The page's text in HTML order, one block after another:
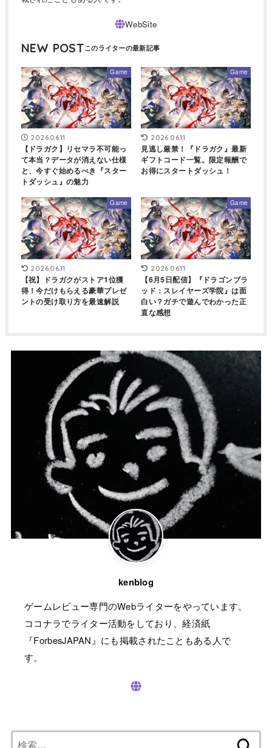
NEW POST
Game
2026.06.11
【ドラガク】リセマラ不可能っ
て本当？データが消えない仕様
と、今すぐ始めるべき『スター
トダッシュ』の魅力
Game
2026.06.11
見逃し厳禁！『ドラガク』最新
ギフトコード一覧。限定報酬で
お得にスタートダッシュ！
Game
2026.06.11
【祝】ドラガクがストア1位獲
得！今だけもらえる豪華プレゼ
ントの受け取り方を最速解説
Game
2026.06.11
【6月5日配信】『ドラゴンブラ
ッド：スレイヤーズ学院』は面
白い？ガチで遊んでわかった正
直な感想
kenblog
ゲームレビュー専門のWebライターをやっています。
ココナラでライター活動をしており、経済紙
『ForbesJAPAN』にも掲載されたこともある人で
す。